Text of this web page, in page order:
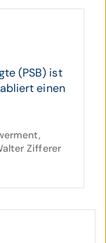
(PSB) ist
einen
Zifferer